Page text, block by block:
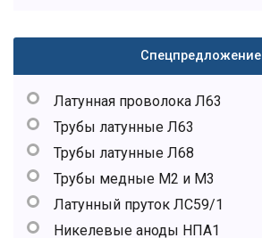
Спецпредложение
Латунная проволока Л63
Трубы латунные Л63
Трубы латунные Л68
Трубы медные М2 и М3
Латунный пруток ЛС59/1
Никелевые аноды НПА1